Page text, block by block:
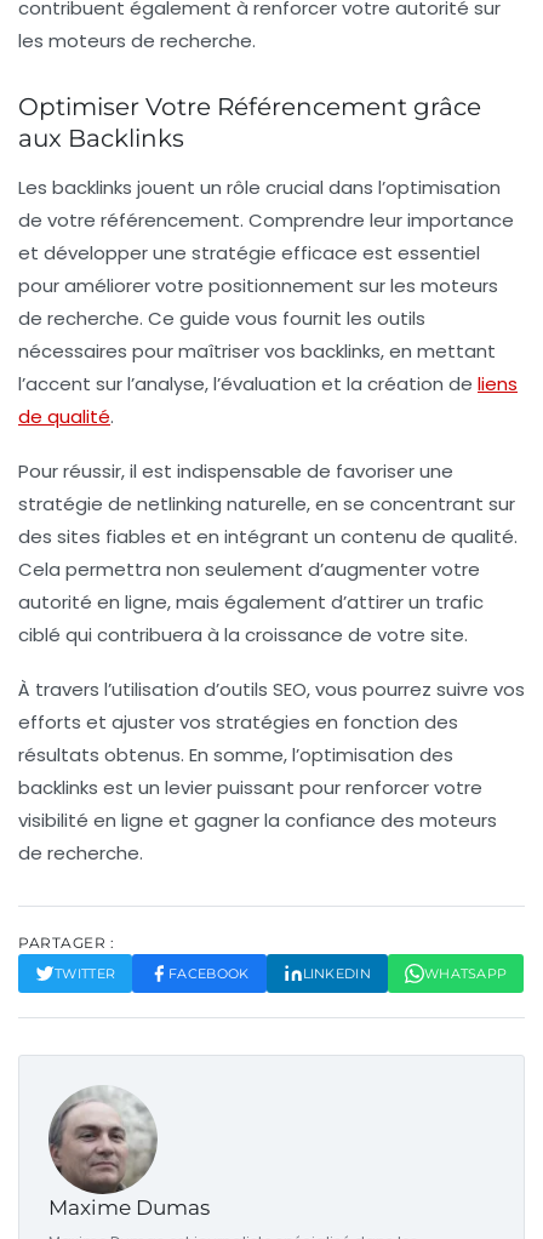
contribuent également à renforcer votre autorité sur
les moteurs de recherche.
Optimiser Votre Référencement grâce
aux Backlinks
Les backlinks jouent un rôle crucial dans l’optimisation
de votre référencement. Comprendre leur importance
et développer une stratégie efficace est essentiel
pour améliorer votre positionnement sur les moteurs
de recherche. Ce guide vous fournit les outils
nécessaires pour maîtriser vos backlinks, en mettant
l’accent sur l’analyse, l’évaluation et la création de liens
de qualité.
Pour réussir, il est indispensable de favoriser une
stratégie de netlinking naturelle, en se concentrant sur
des sites fiables et en intégrant un contenu de qualité.
Cela permettra non seulement d’augmenter votre
autorité en ligne, mais également d’attirer un trafic
ciblé qui contribuera à la croissance de votre site.
À travers l’utilisation d’outils SEO, vous pourrez suivre vos
efforts et ajuster vos stratégies en fonction des
résultats obtenus. En somme, l’optimisation des
backlinks est un levier puissant pour renforcer votre
visibilité en ligne et gagner la confiance des moteurs
de recherche.
PARTAGER :
TWITTER FACEBOOK LINKEDIN WHATSAPP
Maxime Dumas